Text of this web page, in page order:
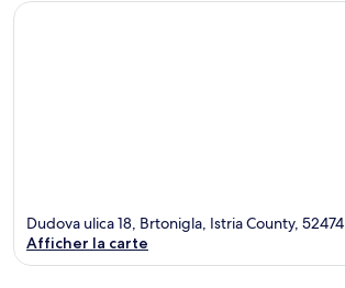
Dudova ulica 18, Brtonigla, Istria County, 52474
Afficher la carte